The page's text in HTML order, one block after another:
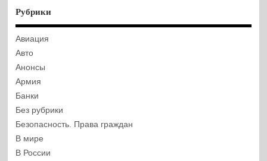
Рубрики
Авиация
Авто
Анонсы
Армия
Банки
Без рубрики
Безопасность. Права граждан
В мире
В России